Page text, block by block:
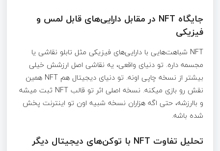
جایگاه NFT در مقابل دارایی‌های قابل لمس و
فیزیکی
NFT شباهت‌هایی با دارایی‌های فیزیکی مثل تابلو نقاشی یا
مجسمه داره. تو دنیای واقعی، یه نقاشی اصل ارزشش خیلی
بیشتر از نسخه چاپی اونه. تو دنیای دیجیتال هم NFT همین
نقش رو بازی میکنه. نسخه اصلی اثر تو قالب NFT ثبت میشه
و باارزشه، حتی اگه هزاران نسخه شبیه اون تو اینترنت پخش
شده باشه.
تحلیل تفاوت NFT با توکن‌های دیجیتال دیگر